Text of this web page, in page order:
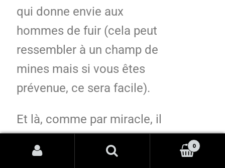
qui donne envie aux
hommes de fuir (cela peut
ressembler à un champ de
mines mais si vous êtes
prévenue, ce sera facile).
Et là, comme par miracle, il
ne sera plus noyé sous le
travail ou les soucis de
0